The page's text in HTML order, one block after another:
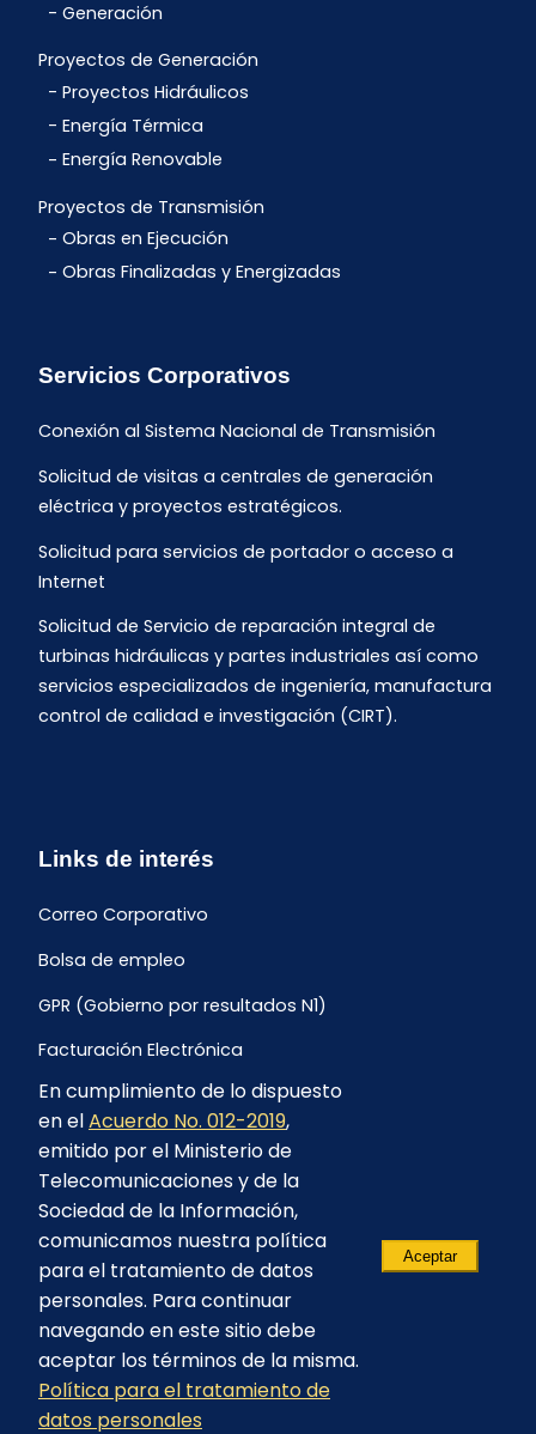
Generación
Proyectos de Generación
Proyectos Hidráulicos
Energía Térmica
Energía Renovable
Proyectos de Transmisión
Obras en Ejecución
Obras Finalizadas y Energizadas
Servicios Corporativos
Conexión al Sistema Nacional de Transmisión
Solicitud de visitas a centrales de generación
eléctrica y proyectos estratégicos.
Solicitud para servicios de portador o acceso a
Internet
Solicitud de Servicio de reparación integral de
turbinas hidráulicas y partes industriales así como
servicios especializados de ingeniería, manufactura
control de calidad e investigación (CIRT).
Links de interés
Correo Corporativo
Bolsa de empleo
GPR (Gobierno por resultados N1)
Facturación Electrónica
Archivo Histórico de Facturación
Portal Ambiental y Social
Proyecto Geotérmico Chachimbiro
Contratación consultoría mediante “Lista Corta”
Reglamento de Procesos Asociativos
© 2023 - CELEC EP - Todos los derechos
reservados
En cumplimiento de lo dispuesto
en elAcuerdo No. 012-2019,
emitido por el Ministerio de
Telecomunicaciones y de la
Sociedad de la Información,
comunicamos nuestra política
para el tratamiento de datos
personales. Para continuar
navegando en este sitio debe
aceptar los términos de la misma.
Política para el tratamiento de
datos personales
Aceptar